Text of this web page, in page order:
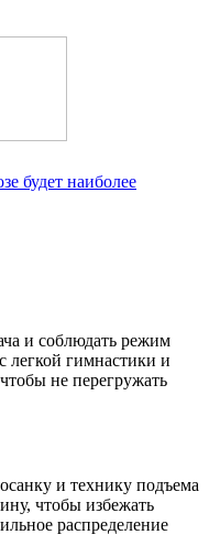
будет наиболее
и соблюдать режим
легкой гимнастики и
не перегружать
и технику подъема
чтобы избежать
распределение